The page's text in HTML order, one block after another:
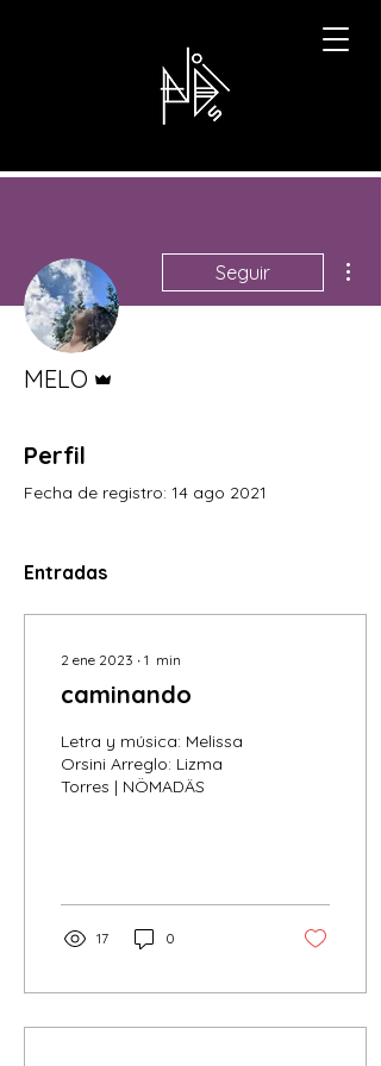
Seguir
MELO
Perfil
Fecha de registro: 14 ago 2021
Entradas
2 ene 2023 ∙ 1 min
caminando
Letra y música: Melissa
Orsini Arreglo: Lizma
Torres | NÖMADÄS
17 0